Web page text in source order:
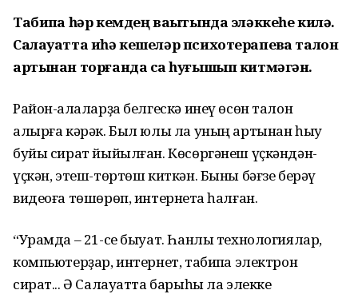
Табипҡа һәр кемдең ваҡытында эләккеһе килә.
Салауатта иһә кешеләр психотерапевҡа талон
артынан торғанда саҡ һуғышып китмәгән.
Район-ҡалаларҙа белгескә инеү өсөн талон
алырға кәрәк. Был юлы ла уның артынан һыу
буйы сират йыйылған. Көсөргәнеш үҫкәндән-
үҫкән, этеш-төртөш киткән. Быны бәғзе берәү
видеоға төшөрөп, интернетҡа һалған.
“Урамда – 21-се быуат. Һанлы технологиялар,
компьютерҙар, интернет, табипҡа электрон
сират... Ә Салауатта барыһы ла элекке